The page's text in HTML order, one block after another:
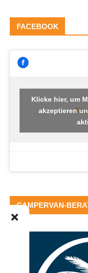
FACEBOOK
Klicke hier, um
akzeptieren
CAMPERVAN-